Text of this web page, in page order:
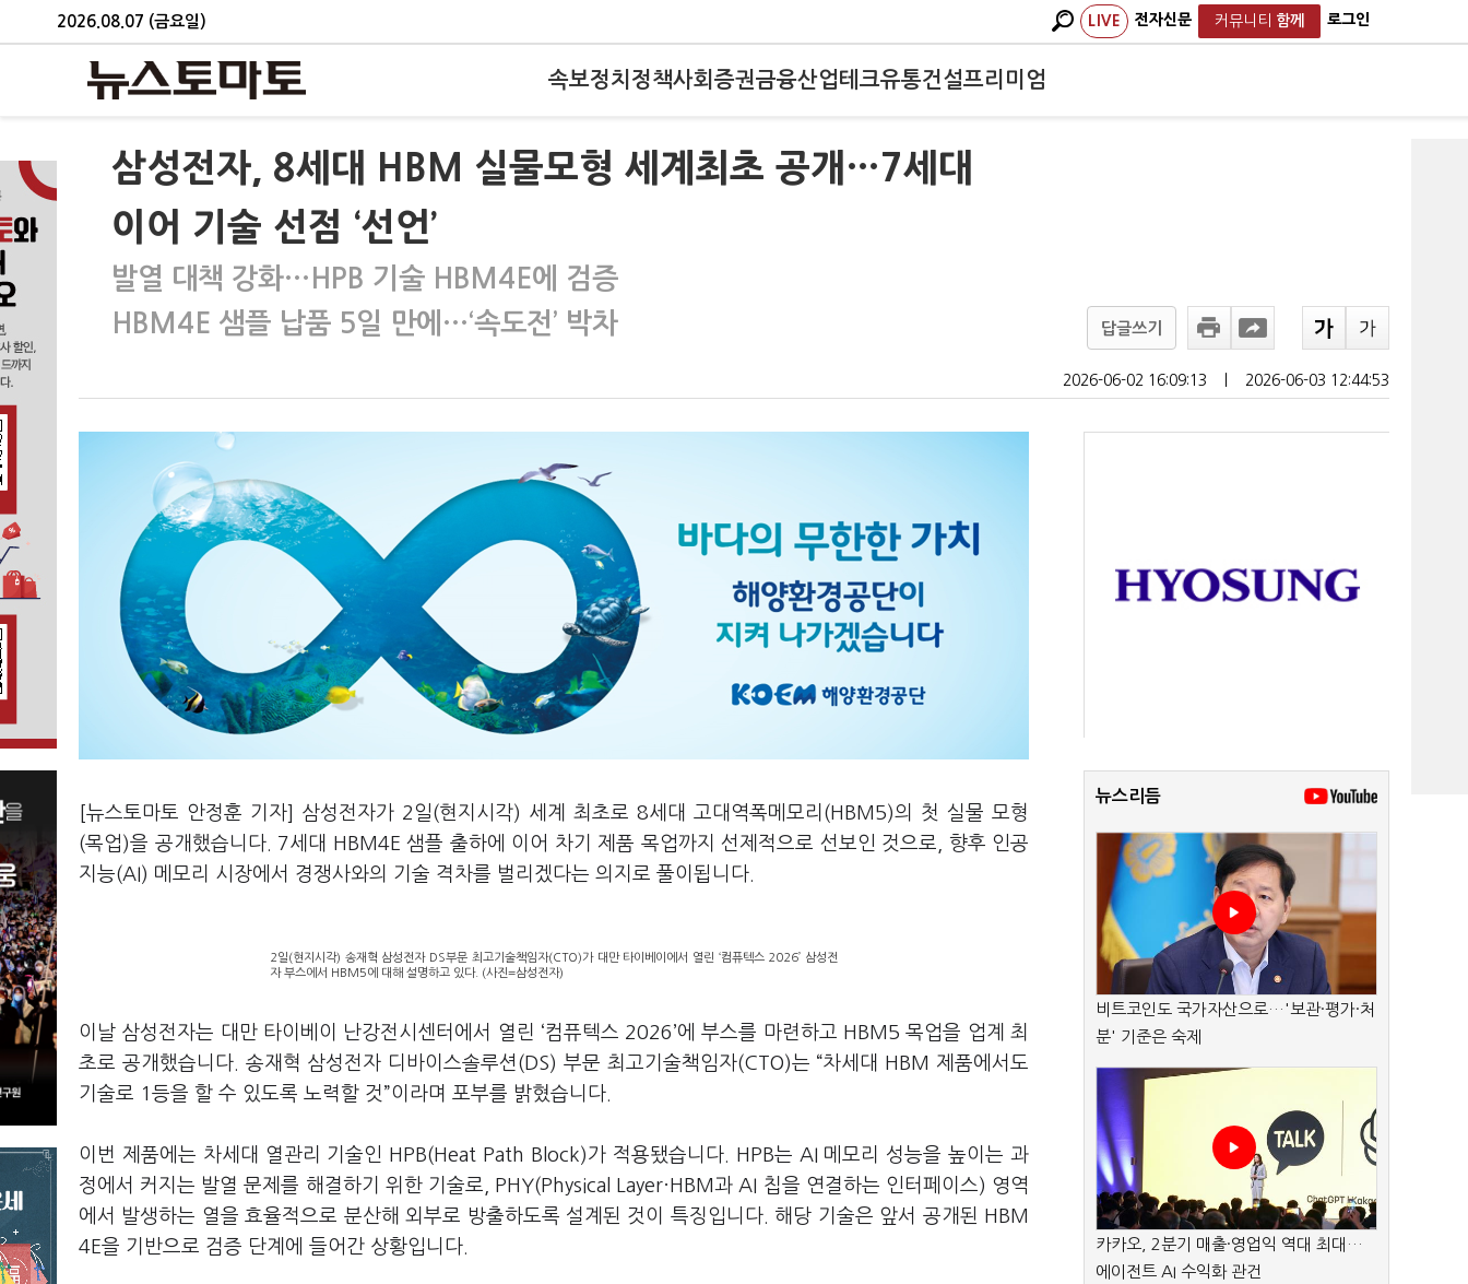
2026.08.07 (금요일) LIVE 전자신문 커뮤니티 함께 로그인
속보정치 정책사회 증권금융산업테크유통건설프리미엄
삼성전자, 8세대 HBM 실물모형 세계최초 공개…7세대
이어 기술 선점 ‘선언’
발열 대책 강화…HPB 기술 HBM4E에 검증
HBM4E 샘플 납품 5일 만에…‘속도전’ 박차
답글쓰기
2026-06-02 16:09:13 2026-06-03 12:44:53
[뉴스토마토 안정훈 기자] 삼성전자가 2일(현지시각) 세계 최초로 8세대 고대역폭메모리(HBM5)의 첫 실물 모형
(목업)을 공개했습니다. 7세대 HBM4E 샘플 출하에 이어 차기 제품 목업까지 선제적으로 선보인 것으로, 향후 인공
지능(AI) 메모리 시장에서 경쟁사와의 기술 격차를 벌리겠다는 의지로 풀이됩니다.
2일(현지시각) 송재혁 삼성전자 DS부문 최고기술책임자(CTO)가 대만 타이베이에서 열린 ‘컴퓨텍스 2026’ 삼성전
자 부스에서 HBM5에 대해 설명하고 있다. (사진=삼성전자)
이날 삼성전자는 대만 타이베이 난강전시센터에서 열린 ‘컴퓨텍스 2026’에 부스를 마련하고 HBM5 목업을 업계 최
초로 공개했습니다. 송재혁 삼성전자 디바이스솔루션(DS) 부문 최고기술책임자(CTO)는 “차세대 HBM 제품에서도
기술로 1등을 할 수 있도록 노력할 것”이라며 포부를 밝혔습니다.
이번 제품에는 차세대 열관리 기술인 HPB(Heat Path Block)가 적용됐습니다. HPB는 AI 메모리 성능을 높이는 과
정에서 커지는 발열 문제를 해결하기 위한 기술로, PHY(Physical Layer·HBM과 AI 칩을 연결하는 인터페이스) 영역
에서 발생하는 열을 효율적으로 분산해 외부로 방출하도록 설계된 것이 특징입니다. 해당 기술은 앞서 공개된 HBM
4E을 기반으로 검증 단계에 들어간 상황입니다.
뉴스리듬
비트코인도 국가자산으로…'보관·평가·처
분' 기준은 숙제
카카오, 2분기 매출·영업익 역대 최대…
에이전트 AI 수익화 관건